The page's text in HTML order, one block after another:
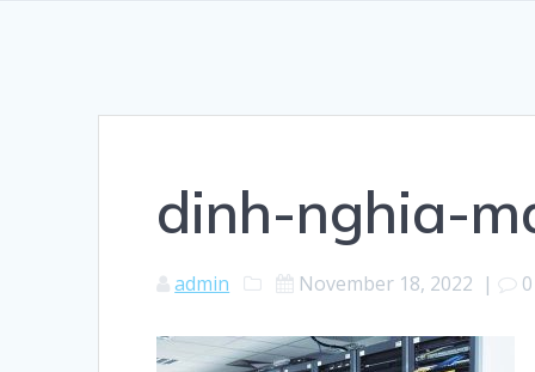
dinh-nghia-
admin November 18, 2022 | 0